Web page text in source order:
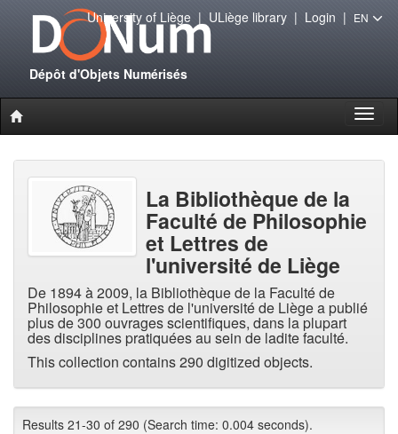
Dépôt d'Objets Numérisés
University of Liège| ULiège library| Login | EN
La Bibliothèque de la
Faculté de Philosophie
et Lettres de
l'université de Liège
De 1894 à 2009, la Bibliothèque de la Faculté de
Philosophie et Lettres de l'université de Liège a publié
plus de 300 ouvrages scientifiques, dans la plupart
des disciplines pratiquées au sein de ladite faculté.
This collection contains 290 digitized objects.
Results 21-30 of 290 (Search time: 0.004 seconds).